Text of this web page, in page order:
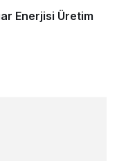
Enerjisi Üretim